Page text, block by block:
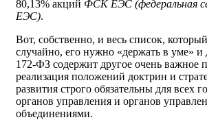
80,13% акций ФСК ЕЭС (федеральная
ЕЭС).
Вот, собственно, и весь список,
случайно, его нужно «держать в уме» и
172-ФЗ содержит другое очень важное
реализация положений доктрин и
развития строго обязательны для всех
органов управления и органов
объединениями.